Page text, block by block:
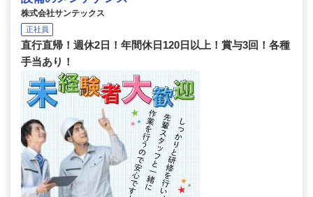
株式会社サンテックス
正社員
直行直帰！週休2日！年間休日120日以上！賞与3回！各種
手当あり！